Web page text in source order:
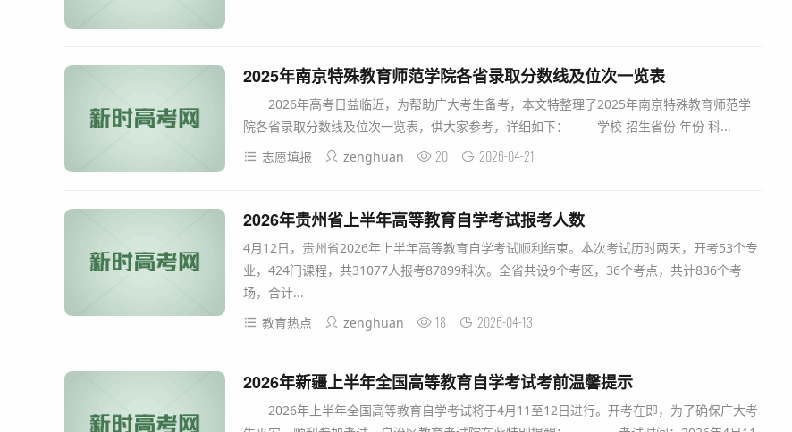
2025年南京特殊教育师范学院各省录取分数线及位次一览表
2026年高考日益临近，为帮助广大考生备考，本文特整理了2025年南京特殊教育师范学
院各省录取分数线及位次一览表，供大家参考，详细如下： 学校 招生省份 年份 科...
志愿填报
zenghuan 20 2026-04-21
2026年贵州省上半年高等教育自学考试报考人数
4月12日，贵州省2026年上半年高等教育自学考试顺利结束。本次考试历时两天，开考53个专
业，424门课程，共31077人报考87899科次。全省共设9个考区，36个考点，共计836个考
场，合计...
教育热点
zenghuan 18 2026-04-13
2026年新疆上半年全国高等教育自学考试考前温馨提示
2026年上半年全国高等教育自学考试将于4月11至12日进行。开考在即，为了确保广大考